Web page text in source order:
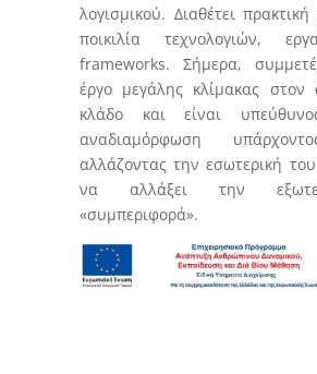
λογισμικού. Διαθέτει
ποικιλία τεχνολογιών,
frameworks. Σήμερα,
έργο μεγάλης κλίμακας στον
κλάδο και είναι
αναδιαμόρφωση
αλλάζοντας την εσωτερική
να αλλάξει την
«συμπεριφορά».